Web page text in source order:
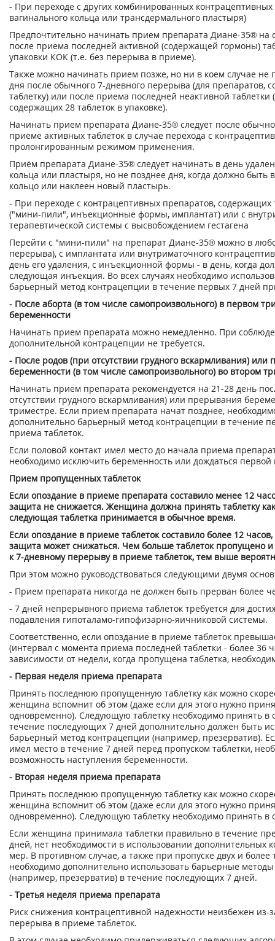
- При переходе с других комбинированных
вагинального кольца или трансдермального пластыря)
Предпочтительно начинать прием препарата Диане-35® на
после приема последней активной (содержащей гормоны)
упаковки КОК (т.е. без перерыва в приеме).
Также можно начинать прием позже, но ни в коем случае не
дня после обычного 7-дневного перерыва (для препаратов,
таблетку) или после приема последней неактивной таблетки
содержащих 28 таблеток в упаковке).
Начинать прием препарата Диане-35® следует после
приеме активных таблеток в случае перехода с
пролонгированным режимом применения.
Приём препарата Диане-35® следует начинать в день
кольца или пластыря, но не позднее дня, когда должно быть
кольцо или наклеен новый пластырь.
- При переходе с контрацептивных препаратов, содержащих
("мини-пили", инъекционные формы, имплантат) или с
терапевтической системы с высвобождением гестагена
Перейти с "мини-пили" на препарат Диане-35® можно в
перерыва), с имплантата или внутриматочного
день его удаления, с инъекционной формы - в день, когда
следующая инъекция. Во всех случаях необходимо
барьерный метод контрацепции в течение первых 7 дней
- После аборта (в том числе самопроизвольного) в первом
беременности
Начинать прием препарата можно немедленно. При
дополнительной контрацепции не требуется.
- После родов (при отсутствии грудного вскармливания) или
беременности (в том числе самопроизвольного) во втором
Начинать прием препарата рекомендуется на 21-28 день
отсутствии грудного вскармливания) или прерывания
триместре. Если прием препарата начат позднее,
дополнительно барьерный метод контрацепции в течение
приема таблеток.
Если половой контакт имел место до начала приема
необходимо исключить беременность или дождаться первой
Прием пропущенных таблеток
Если опоздание в приеме препарата составило менее 12
защита не снижается. Женщина должна принять таблетку
следующая таблетка принимается в обычное время.
Если опоздание в приеме таблеток составило более 12
защита может снижаться. Чем больше таблеток пропущено
к 7-дневному перерыву в приеме таблеток, тем выше
При этом можно руководствоваться следующими двумя
- Прием препарата никогда не должен быть прерван более
- 7 дней непрерывного приема таблеток требуется для
подавления гипоталамо-гипофизарно-яичниковой системы.
Соответственно, если опоздание в приеме таблеток
(интервал с момента приема последней таблетки - более 36
зависимости от недели, когда пропущена таблетка,
- Первая неделя приема препарата
Принять последнюю пропущенную таблетку как можно
женщина вспомнит об этом (даже если для этого нужно
одновременно). Следующую таблетку необходимо принять в
течение последующих 7 дней дополнительно должен быть
барьерный метод контрацепции (например, презерватив).
имел место в течение 7 дней перед пропуском таблетки,
возможность наступления беременности.
- Вторая неделя приема препарата
Принять последнюю пропущенную таблетку как можно
женщина вспомнит об этом (даже если для этого нужно
одновременно). Следующую таблетку необходимо принять в
Если женщина принимала таблетки правильно в течение
дней, нет необходимости в использовании дополнительных
мер. В противном случае, а также при пропуске двух и более
необходимо дополнительно использовать барьерные
(например, презерватив) в течение последующих 7 дней.
- Третья неделя приема препарата
Риск снижения контрацептивной надежности неизбежен из-
перерыва в приеме таблеток.